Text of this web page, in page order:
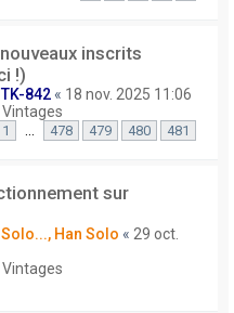
inscrits
!)
TK-842 « 18 nov. 2025 11:06
Vintages
1 … 478 479 480 481
sur
Solo..., Han Solo « 29 oct.
Vintages